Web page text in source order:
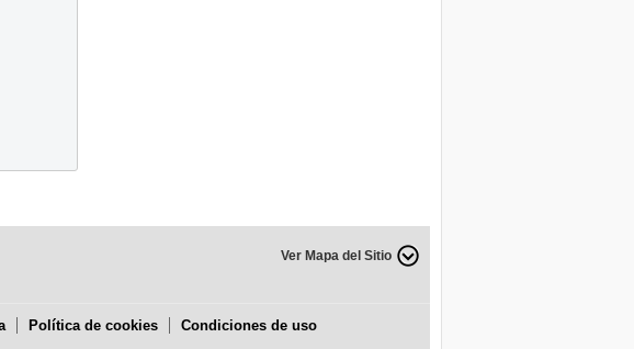
Ver Mapa del Sitio
Política de cookies Condiciones de uso